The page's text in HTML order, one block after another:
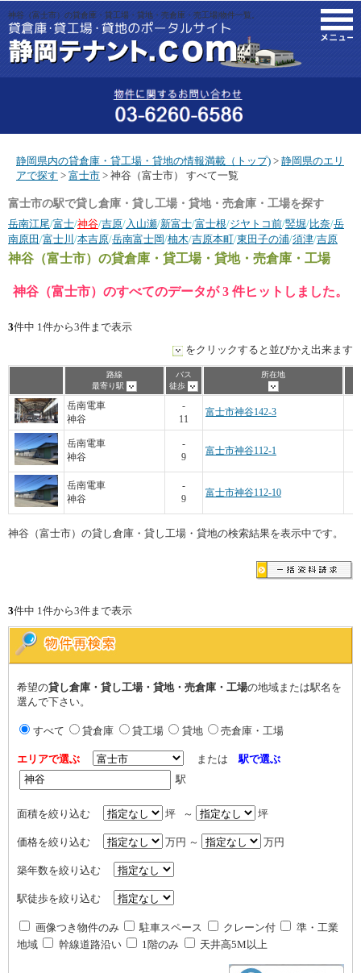
神谷（富士市）の貸倉庫・貸工場・貸地・売倉庫・売工場|物件一覧。
静岡県内の貸倉庫・貸工場・貸地の情報満載（トップ) > 静岡県のエリ
アで探す > 富士市 > 神谷（富士市） すべて一覧
富士市の駅で貸し倉庫・貸し工場・貸地・売倉庫・工場を探す
岳南江尾/富士/神谷/吉原/入山瀬/新富士/富士根/ジヤトコ前/竪堀/比奈/岳
南原田 /富士川 /本吉原/岳南富士岡/柚木/吉原本町/東田子の浦/須津/吉原
神谷（富士市） の貸倉庫・貸工場・貸地・売倉庫・工場
神谷（富士市）のすべてのデータが 3 件ヒットしました。
3件中 1件から3件まで表示
をクリックすると並びかえ出来ます
路線
最寄り駅
バス
徒歩
所在地
岳南電車
神谷
-
11
富士市神谷142-3
岳南電車
神谷
-
9
富士市神谷112-1
岳南電車
神谷
-
9
富士市神谷112-10
神谷（富士市）の貸し倉庫・貸し工場・貸地の検索結果を表示中です。
3件中 1件から3件まで表示
希望の貸し倉庫・貸し工場・貸地・売倉庫・工場の地域または駅名を
選んで下さい。
すべて 貸倉庫 貸工場 貸地 売倉庫・工場
エリアで選ぶ または駅で選ぶ
駅
面積を絞り込む 坪 ～ 坪
価格を絞り込む 万円 ～ 万円
築年数を絞り込む
駅徒歩を絞り込む
画像つき物件のみ 駐車スペース クレーン付
準・工業
地域
幹線道路沿い 1階のみ 天井高5M以上